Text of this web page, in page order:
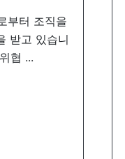
부터 조직을
받고 있습니
협 ...